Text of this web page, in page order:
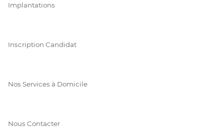
Implantations
Inscription Candidat
Nos Services à Domicile
Nous Contacter